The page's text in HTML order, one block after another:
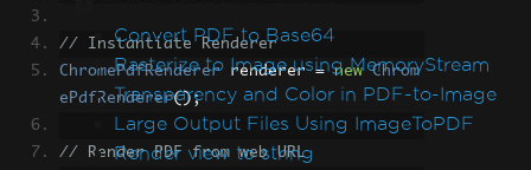
Convert PDF to Base64
Rasterize to Image using MemoryStream
Transparency and Color in PDF-to-Image
Large Output Files Using ImageToPDF
Render view to string
// Instantiate Renderer
ChromePdfRenderer renderer = new
Chrom
ePdfRenderer();
// Render PDF from web URL